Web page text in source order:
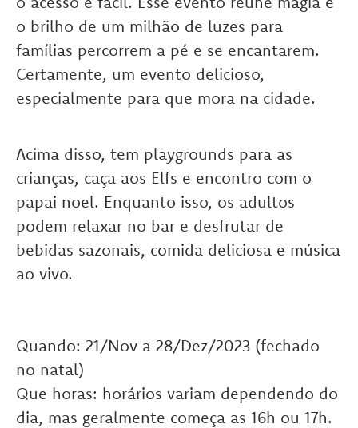
o brilho de um milhão de luzes para
famílias percorrem a pé e se encantarem.
Certamente, um evento delicioso,
especialmente para que mora na cidade.
Acima disso, tem playgrounds para as
crianças, caça aos Elfs e encontro com o
papai noel. Enquanto isso, os adultos
podem relaxar no bar e desfrutar de
bebidas sazonais, comida deliciosa e música
ao vivo.
Quando: 21/Nov a 28/Dez/2023 (fechado
no natal)
Que horas: horários variam dependendo do
dia, mas geralmente começa as 16h ou 17h.